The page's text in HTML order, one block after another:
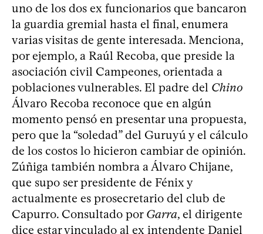
uno de los dos ex funcionarios que bancaron
la guardia gremial hasta el final, enumera
varias visitas de gente interesada. Menciona,
por ejemplo, a Raúl Recoba, que preside la
asociación civil Campeones, orientada a
poblaciones vulnerables. El padre del Chino
Álvaro Recoba reconoce que en algún
momento pensó en presentar una propuesta,
pero que la “soledad” del Guruyú y el cálculo
de los costos lo hicieron cambiar de opinión.
Zúñiga también nombra a Álvaro Chijane,
que supo ser presidente de Fénix y
actualmente es prosecretario del club de
Capurro. Consultado por Garra, el dirigente
dice estar vinculado al ex intendente Daniel